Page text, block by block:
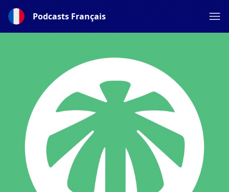
Podcasts Français